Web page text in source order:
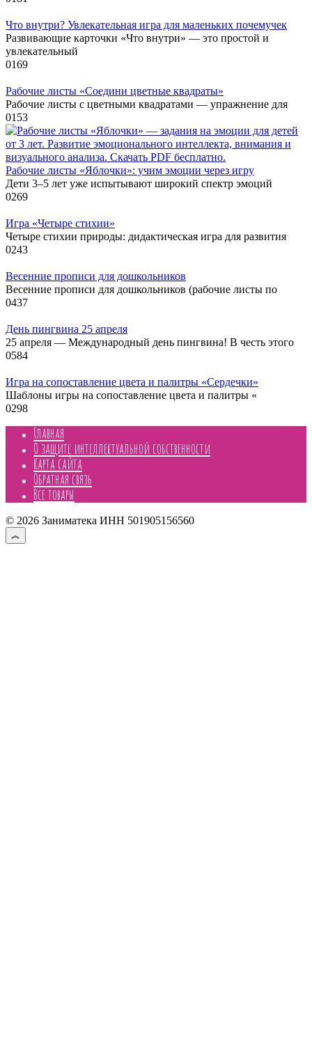
Что внутри? Увлекательная игра для маленьких почемучек
Развивающие карточки «Что внутри» — это простой и
увлекательный
0169
Рабочие листы «Соедини цветные квадраты»
Рабочие листы с цветными квадратами — упражнение для
0153
Рабочие листы «Яблочки»: учим эмоции через игру
Дети 3–5 лет уже испытывают широкий спектр эмоций
0269
Игра «Четыре стихии»
Четыре стихии природы: дидактическая игра для развития
0243
Весенние прописи для дошкольников
Весенние прописи для дошкольников (рабочие листы по
0437
День пингвина 25 апреля
25 апреля — Международный день пингвина! В честь этого
0584
Игра на сопоставление цвета и палитры «Сердечки»
Шаблоны игры на сопоставление цвета и палитры «
0298
Главная
О защите интеллектуальной собственности
Карта сайта
Обратная связь
Все товары
© 2026 Заниматека ИНН 501905156560